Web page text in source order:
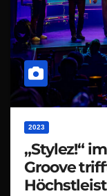
2023
„Stylez!“
Groove